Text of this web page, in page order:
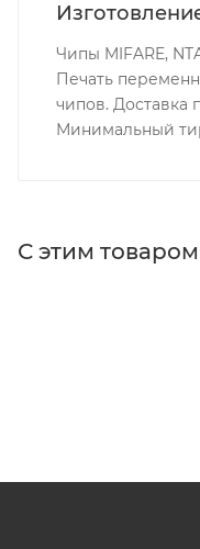
Чипы MIFARE,
Печать
чипов. Доставка
Минимальный
С этим